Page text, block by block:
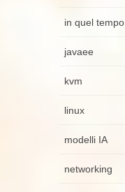
in quel tempo
javaee
kvm
linux
modelli IA
networking